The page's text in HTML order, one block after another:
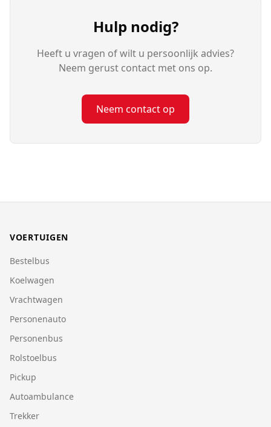
Hulp nodig?
Heeft u vragen of wilt u persoonlijk advies?
Neem gerust contact met ons op.
Neem contact op
VOERTUIGEN
Bestelbus
Koelwagen
Vrachtwagen
Personenauto
Personenbus
Rolstoelbus
Pickup
Autoambulance
Trekker